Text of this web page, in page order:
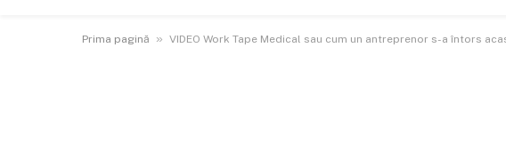
Prima pagină » VIDEO Work Tape Medical sau cum un antreprenor s-a întors